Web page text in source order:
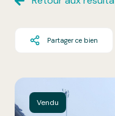
L'équipe
Vendu
Honoraires
Partager ce bien
Vendu